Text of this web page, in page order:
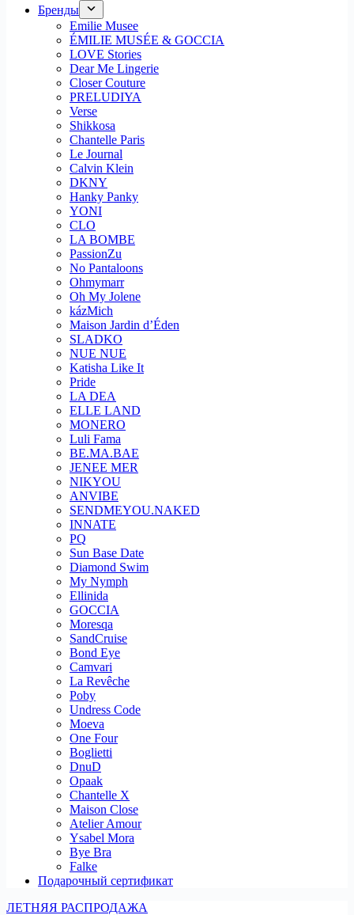
Бренды
Emilie Musee
ÉMILIE MUSÉE & GOCCIA
LOVE Stories
Dear Me Lingerie
Closer Couture
PRELUDIYA
Verse
Shikkosa
Chantelle Paris
Le Journal
Calvin Klein
DKNY
Hanky Panky
YONI
CLO
LA BOMBE
PassionZu
No Pantaloons
Ohmymarr
Oh My Jolene
kázMich
Maison Jardin d’Éden
SLADKO
NUE NUE
Katisha Like It
Pride
LA DEA
ELLE LAND
MONERO
Luli Fama
BE.MA.BAE
JENEE MER
NIKYOU
ANVIBE
SENDMEYOU.NAKED
INNATE
PQ
Sun Base Date
Diamond Swim
My Nymph
Ellinida
GOCCIA
Moresqa
SandCruise
Bond Eye
Camvari
La Revêche
Poby
Undress Code
Moeva
One Four
Boglietti
DnuD
Opaak
Chantelle X
Maison Close
Atelier Amour
Ysabel Mora
Bye Bra
Falke
Подарочный сертификат
ЛЕТНЯЯ РАСПРОДАЖА